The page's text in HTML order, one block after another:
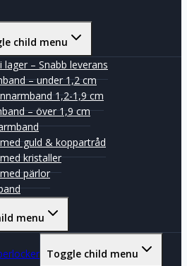
child menu
lager – Snabb leverans
– under 1,2 cm
1,2-1,9 cm
– över 1,9 cm
guld & koppartråd
kristaller
pärlor
menu
Toggle child menu